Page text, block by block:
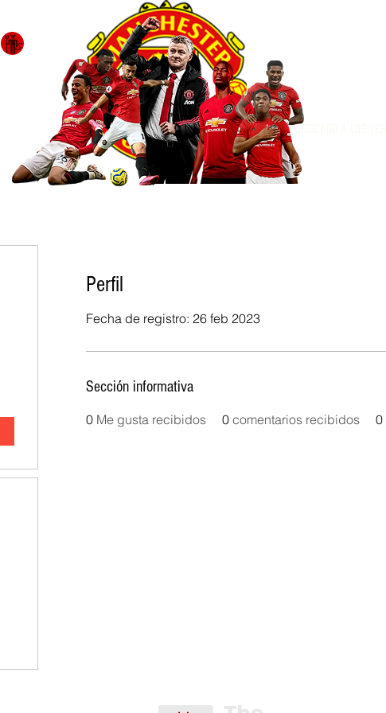
Perfil
Fecha de registro: 26 feb 2023
Sección informativa
0 Me gusta recibidos 0 comentarios recibidos 0